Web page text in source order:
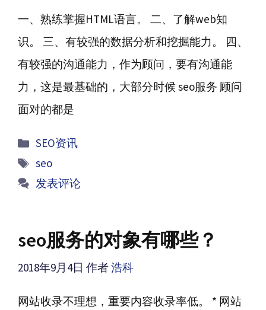
一、熟练掌握HTML语言。 二、了解web知
识。 三、有较强的数据分析和挖掘能力。 四、
有较强的沟通能力，作为顾问，要有沟通能
力，这是最基础的，大部分时候 seo服务 顾问
面对的都是
分
SEO资讯
标
签
seo
发表评论
seo服务的对象有哪些？
2018年9月4日 作者浩科
网站收录不理想，重要内容收录率低。 * 网站